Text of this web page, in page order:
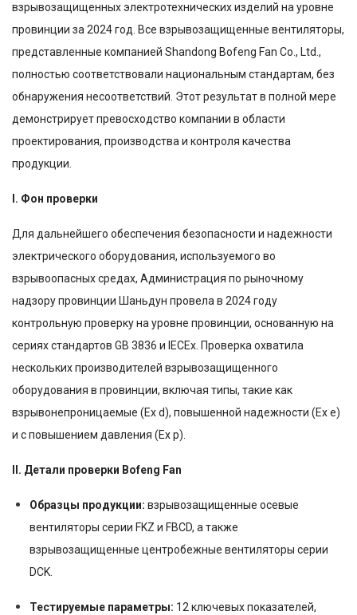
взрывозащищенных электротехнических изделий на уровне
провинции за 2024 год. Все взрывозащищенные вентиляторы,
представленные компанией Shandong Bofeng Fan Co., Ltd.,
полностью соответствовали национальным стандартам, без
обнаружения несоответствий. Этот результат в полной мере
демонстрирует превосходство компании в области
проектирования, производства и контроля качества
продукции.
I. Фон проверки
Для дальнейшего обеспечения безопасности и надежности
электрического оборудования, используемого во
взрывоопасных средах, Администрация по рыночному
надзору провинции Шаньдун провела в 2024 году
контрольную проверку на уровне провинции, основанную на
сериях стандартов GB 3836 и IECEx. Проверка охватила
нескольких производителей взрывозащищенного
оборудования в провинции, включая типы, такие как
взрывонепроницаемые (Ex d), повышенной надежности (Ex e)
и с повышением давления (Ex p).
II. Детали проверки Bofeng Fan
Образцы продукции: взрывозащищенные осевые
вентиляторы серии FKZ и FBCD, а также
взрывозащищенные центробежные вентиляторы серии
DCK.
Тестируемые параметры: 12 ключевых показателей,